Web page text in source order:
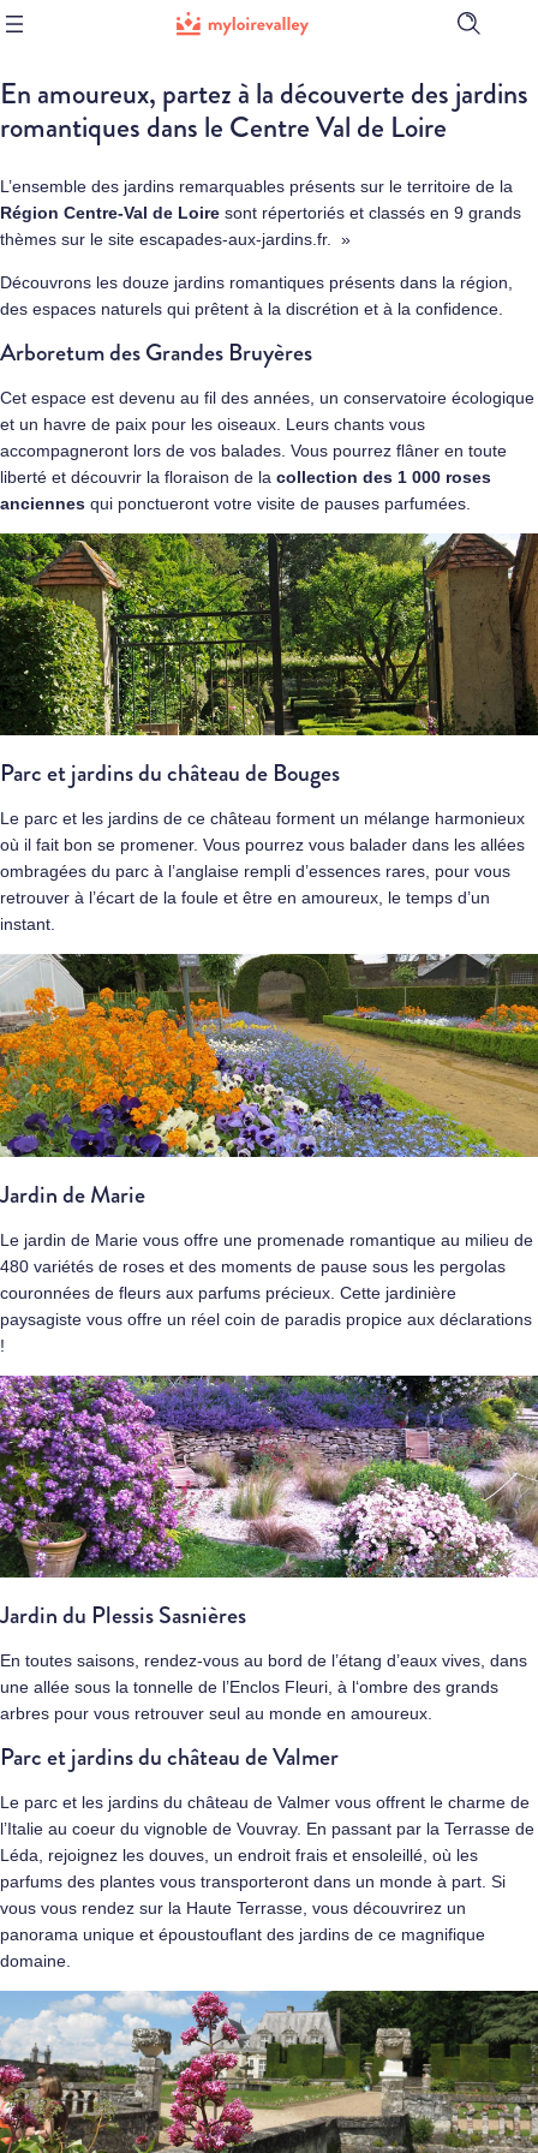
Ouvrir
de
En amoureux, partez à la découverte des jardins
romantiques dans le Centre Val de Loire
L’ensemble des jardins remarquables présents sur le territoire de la
Région Centre-Val de Loire sont répertoriés et classés en 9 grands
thèmes sur le site escapades-aux-jardins.fr. »
Découvrons les douze jardins romantiques présents dans la région,
des espaces naturels qui prêtent à la discrétion et à la confidence.
Arboretum des Grandes Bruyères
Cet espace est devenu au fil des années, un conservatoire écologique
et un havre de paix pour les oiseaux. Leurs chants vous
accompagneront lors de vos balades. Vous pourrez flâner en toute
liberté et découvrir la floraison de la collection des 1 000 roses
anciennes qui ponctueront votre visite de pauses parfumées.
Parc et jardins du château de Bouges
Le parc et les jardins de ce château forment un mélange harmonieux
où il fait bon se promener. Vous pourrez vous balader dans les allées
ombragées du parc à l’anglaise rempli d’essences rares, pour vous
retrouver à l’écart de la foule et être en amoureux, le temps d’un
instant.
Jardin de Marie
Le jardin de Marie vous offre une promenade romantique au milieu de
480 variétés de roses et des moments de pause sous les pergolas
couronnées de fleurs aux parfums précieux. Cette jardinière
paysagiste vous offre un réel coin de paradis propice aux déclarations
!
Jardin du Plessis Sasnières
En toutes saisons, rendez-vous au bord de l’étang d’eaux vives, dans
une allée sous la tonnelle de l’Enclos Fleuri, à l‘ombre des grands
arbres pour vous retrouver seul au monde en amoureux.
Parc et jardins du château de Valmer
Le parc et les jardins du château de Valmer vous offrent le charme de
l’Italie au coeur du vignoble de Vouvray. En passant par la Terrasse de
Léda, rejoignez les douves, un endroit frais et ensoleillé, où les
parfums des plantes vous transporteront dans un monde à part. Si
vous vous rendez sur la Haute Terrasse, vous découvrirez un
panorama unique et époustouflant des jardins de ce magnifique
domaine.